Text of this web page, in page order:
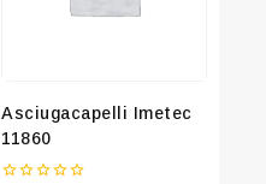
Asciugacapelli Imetec
11860